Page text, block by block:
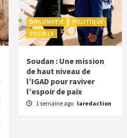
DIPLOMATIE
POLITIQUE
SOCIETE
Soudan : Une mission
de haut niveau de
l’IGAD pour raviver
l’espoir de paix
1 semaine ago laredaction